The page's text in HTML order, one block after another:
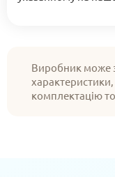
Виробник може
характеристики,
комплектацію